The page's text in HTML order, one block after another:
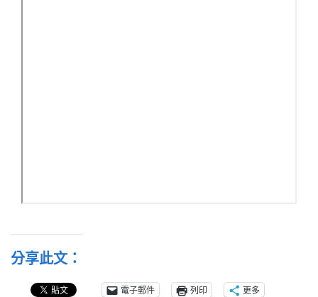
分享此文：
電子郵件 列印 更多